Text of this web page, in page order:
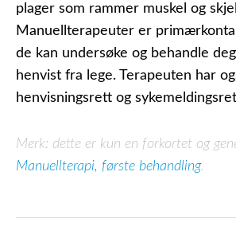
plager som rammer muskel og
Manuellterapeuter er
de kan undersøke og behandle
henvist fra lege. Terapeuten har
henvisningsrett og
Merk: dette er kun en forkortet og
Manuellterapi, første behandling.